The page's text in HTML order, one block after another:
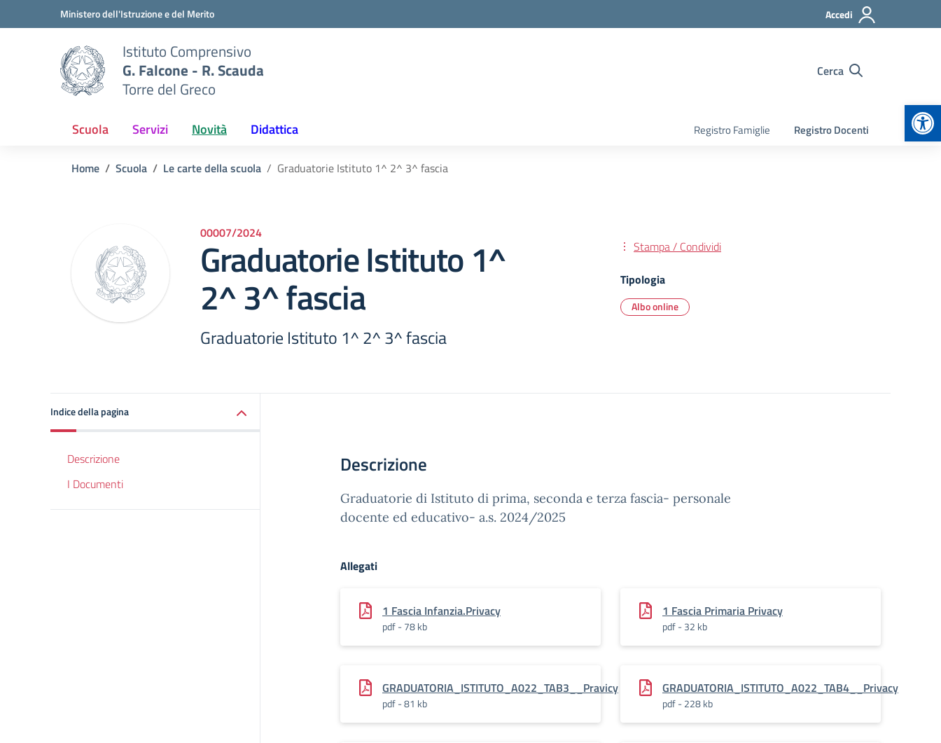
Vai ai contenuti
Vai al menu di navigazioneMinistero dell'Istruzione e del Merito Accedi
Istituto Comprensivo
G. Falcone - R. Scauda
Torre del Greco
Cerca
Scuola Servizi Novità Didattica Registro Famiglie Registro Docenti
Home Scuola Le carte della scuola Graduatorie Istituto 1^ 2^ 3^ fascia
00007/2024
Graduatorie Istituto 1^
2^ 3^ fascia
Graduatorie Istituto 1^ 2^ 3^ fascia
Stampa / Condividi
Tipologia
Albo online
Indice della pagina
Descrizione
I Documenti
Descrizione
Graduatorie di Istituto di prima, seconda e terza fascia- personale
docente ed educativo- a.s. 2024/2025
Allegati
1 Fascia Infanzia.Privacy
pdf - 78 kb
1 Fascia Primaria Privacy
pdf - 32 kb
GRADUATORIA_ISTITUTO_A022_TAB3__Pravicy
pdf - 81 kb
GRADUATORIA_ISTITUTO_A022_TAB4__Privacy
pdf - 228 kb